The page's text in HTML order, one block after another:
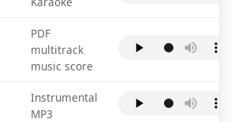
PDF
multitrack
music score
Instrumental
MP3